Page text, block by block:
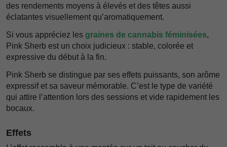
des rendements moyens à élevés et des têtes aussi
éclatantes visuellement qu’aromatiquement.
Si vous appréciez les graines de cannabis féminisées,
Pink Sherb est un choix judicieux : stable, colorée et
expressive du début à la fin.
Pink Sherb se distingue par ses effets puissants, son arôme
expressif et sa saveur mémorable. C’est le type de variété
qui attire l’attention lors des sessions et vide rapidement les
bocaux.
Effets